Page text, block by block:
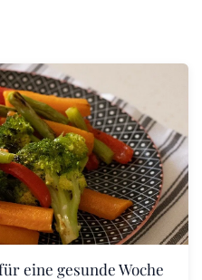
eine gesunde Woche